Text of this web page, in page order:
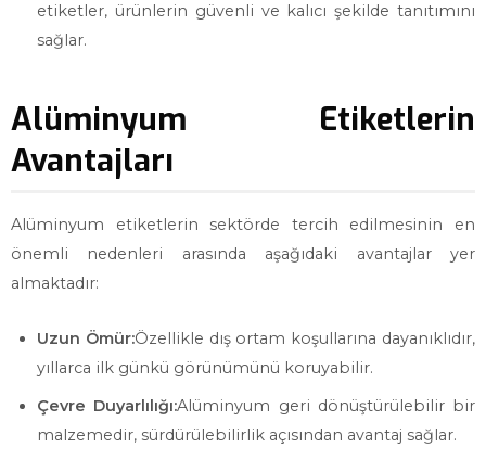
etiketler, ürünlerin güvenli ve kalıcı şekilde tanıtımını
sağlar.
Alüminyum Etiketlerin
Avantajları
Alüminyum etiketlerin sektörde tercih edilmesinin en
önemli nedenleri arasında aşağıdaki avantajlar yer
almaktadır:
Uzun Ömür:Özellikle dış ortam koşullarına dayanıklıdır,
yıllarca ilk günkü görünümünü koruyabilir.
Çevre Duyarlılığı:Alüminyum geri dönüştürülebilir bir
malzemedir, sürdürülebilirlik açısından avantaj sağlar.